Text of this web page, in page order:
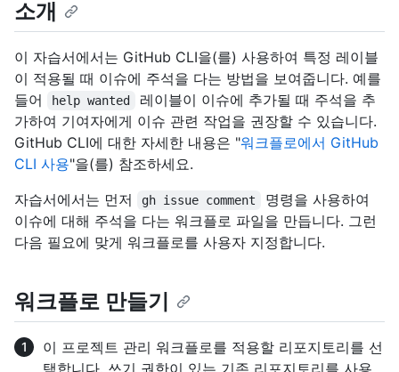
소개
이 자습서에서는 GitHub CLI을(를) 사용하여 특정 레이블
이 적용될 때 이슈에 주석을 다는 방법을 보여줍니다. 예를
들어
help wanted
레이블이 이슈에 추가될 때 주석을 추
가하여 기여자에게 이슈 관련 작업을 권장할 수 있습니다.
GitHub CLI에 대한 자세한 내용은 "워크플로에서 GitHub
CLI 사용"을(를) 참조하세요.
자습서에서는 먼저
gh issue comment
명령을 사용하여
이슈에 대해 주석을 다는 워크플로 파일을 만듭니다. 그런
다음 필요에 맞게 워크플로를 사용자 지정합니다.
워크플로 만들기
이 프로젝트 관리 워크플로를 적용할 리포지토리를 선